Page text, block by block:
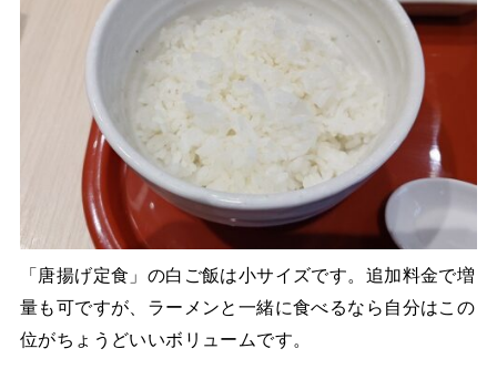
「唐揚げ定食」の白ご飯は小サイズです。追加料金で増
量も可ですが、ラーメンと一緒に食べるなら自分はこの
位がちょうどいいボリュームです。